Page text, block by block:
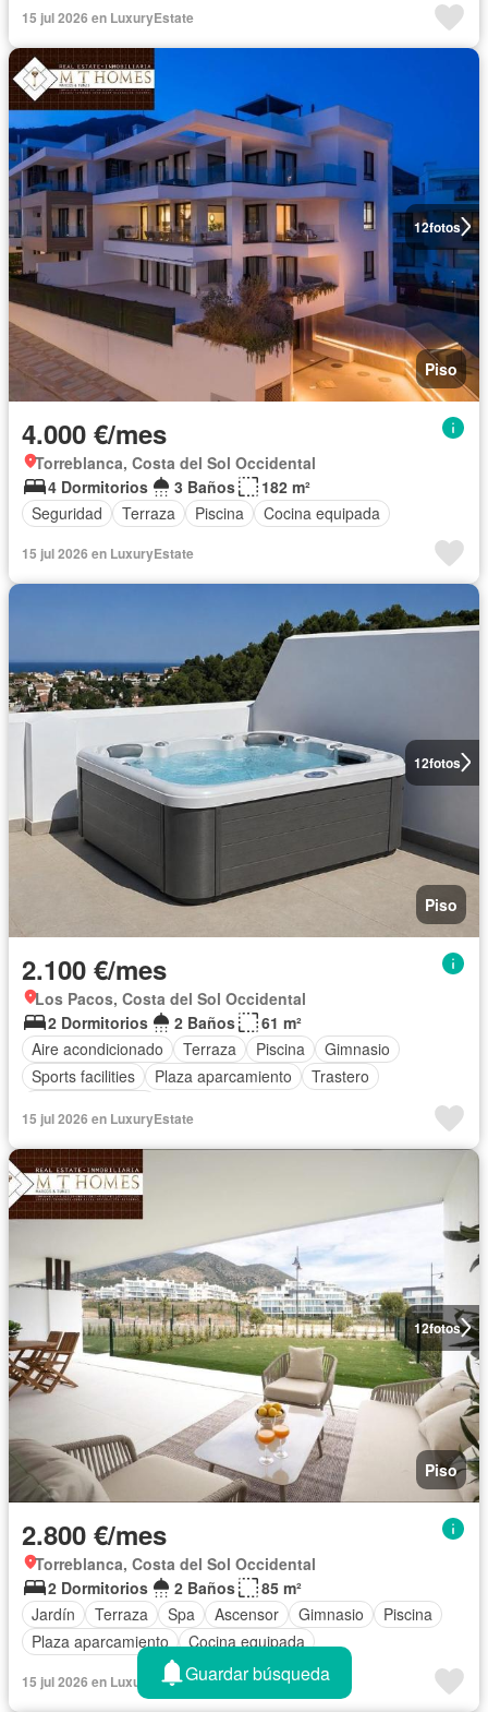
15 jul 2026 en LuxuryEstate
12fotos
Piso
4.000 €/mes
Torreblanca, Costa del Sol Occidental
4 Dormitorios
3 Baños
182 m²
Seguridad
Terraza Piscina Cocina equipada
15 jul 2026 en LuxuryEstate
12fotos
Piso
2.100 €/mes
Los Pacos, Costa del Sol Occidental
2 Dormitorios
2 Baños
61 m²
Aire acondicionado
Terraza Piscina
Gimnasio
Sports facilities
Plaza aparcamiento
Trastero
15 jul 2026 en LuxuryEstate
12fotos
Piso
2.800 €/mes
Torreblanca, Costa del Sol Occidental
2 Dormitorios
2 Baños
85 m²
Jardín
Terraza Spa Ascensor Gimnasio
Piscina
Plaza aparcamiento
Cocina equipada
15 jul 2026 en LuxuryEstateGuardar búsqueda